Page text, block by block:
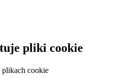
pliki cookie
plikach cookie